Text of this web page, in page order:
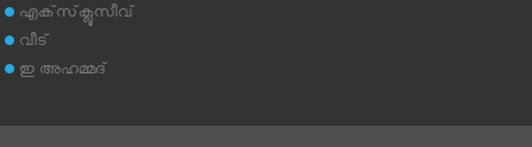
എക്‌സ്‌ക്ലൂസീവ്
വീട്
ഇ അഹമ്മദ്‌